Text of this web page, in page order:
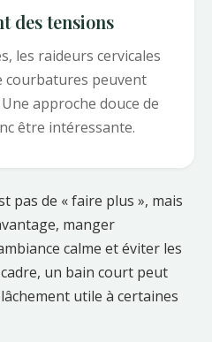
des tensions
les raideurs cervicales
courbatures peuvent
approche douce de
être intéressante.
pas de « faire plus », mais
manger
calme et éviter les
un bain court peut
utile à certaines